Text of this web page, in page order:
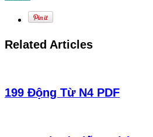
Related Articles
199 Động Từ N4 PDF